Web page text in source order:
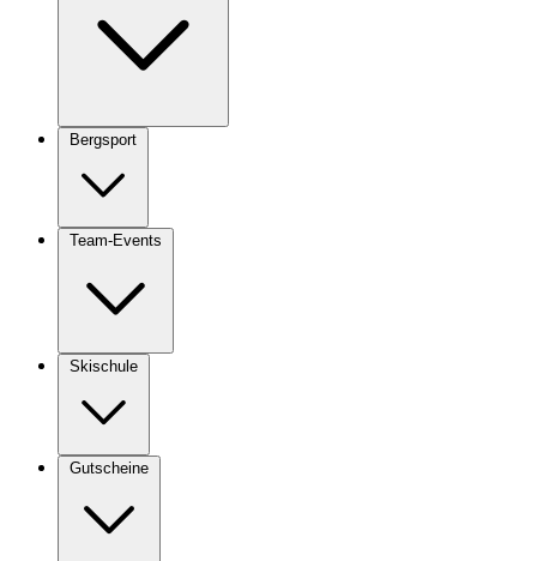
Bergsport
Team-Events
Skischule
Gutscheine